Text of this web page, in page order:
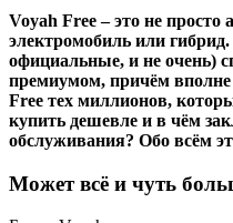
Voyah Free – это не
электромобиль или
официальные, и не очень)
премиумом, причём
Free тех миллионов,
купить дешевле и в чём
обслуживания? Обо всём
Может всё и чуть